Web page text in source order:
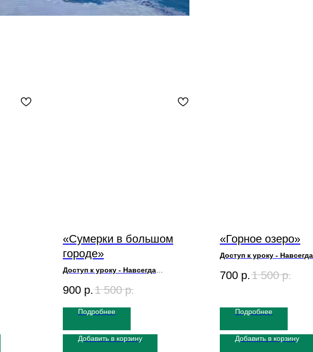
«Сумерки в большом
городе»
Доступ к уроку - Навсегда
Размер Картины 70х80
900 р.1 500 р.
Подробнее
Добавить в корзину
«Горное озеро»
Доступ к уроку - Навсегда
Размер Картины 60х80
700 р.1 500 р.
Подробнее
Добавить в корзину